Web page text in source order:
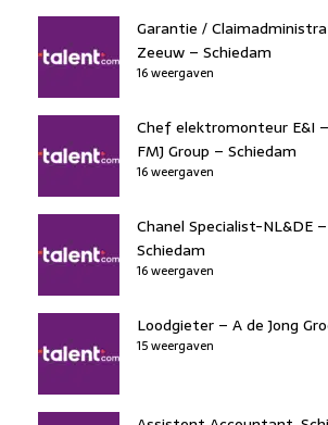
Garantie /
Zeeuw – Schiedam
16 weergaven
Chef elektromonteur E&I
FMJ Group – Schiedam
16 weergaven
Chanel Specialist-NL&DE
Schiedam
16 weergaven
Loodgieter – A de Jong
15 weergaven